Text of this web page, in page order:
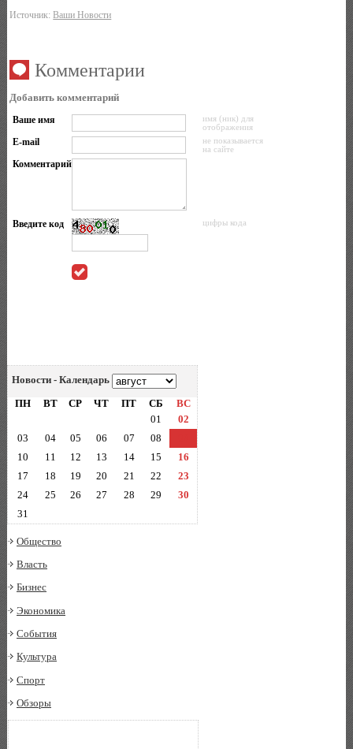
Источник:Ваши Новости
Комментарии
Добавить комментарий
Ваше имя
имя (ник) для
отображения
E-mail
не показывается
на сайте
Комментарий
Введите код цифры кода
Новости - Календарь
ПН
ВТ СР ЧТ ПТ СБ
ВС
01
02
03
04 05 06 07 08
10
11 12 13 14 15
16
17
18 19 20 21 22
23
24
25 26 27 28 29
30
31
Общество
Власть
Бизнес
Экономика
События
Культура
Спорт
Обзоры